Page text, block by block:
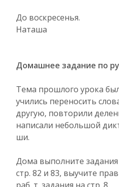
До воскресенья.
Наташа
Домашнее задание по
Тема прошлого урока
учились переносить
другую, повторили
написали небольшой
ши.
Дома выполните задания
стр. 82 и 83, выучите